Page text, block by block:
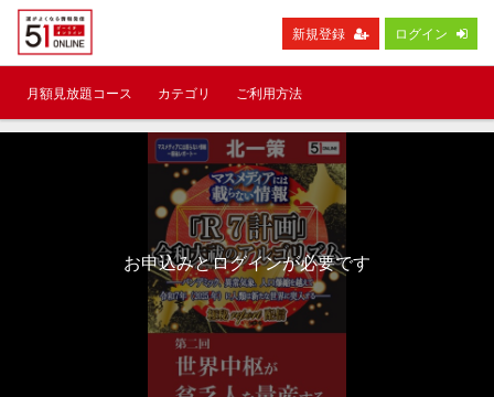
新規登録 ログイン
月額見放題コース カテゴリ ご利用方法
お申込みとログインが必要です